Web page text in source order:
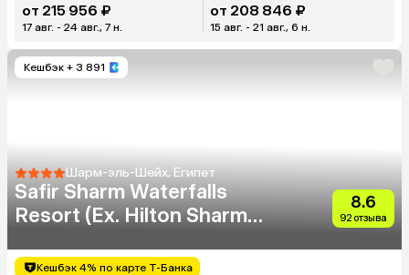
от 215 956 ₽
17 авг. - 24 авг., 7 н.
от 208 846 ₽
15 авг. - 21 авг., 6 н.
Кешбэк + 3 891
Шарм-эль-Шейх, Египет
Safir Sharm Waterfalls
Resort (Ex. Hilton Sharm
8.6
92 отзыва
Кешбэк 4% по карте Т-Банка